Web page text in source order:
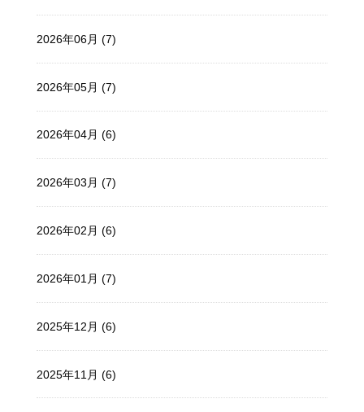
2026年06月 (7)
2026年05月 (7)
2026年04月 (6)
2026年03月 (7)
2026年02月 (6)
2026年01月 (7)
2025年12月 (6)
2025年11月 (6)